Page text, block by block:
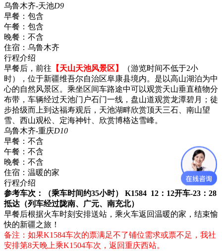
乌鲁木齐-天池D9
早餐： 包含
午餐： 包含
晚餐： 不含
住宿： 乌鲁木齐
行程介绍
早餐后，前往 【天山天池风景区】
（游览时间不低于2小
时），位于新疆维吾尔自治区阜康县境内。是以高山湖泊为中
心的自然风景区。乘坐区间车路途中可以观赏天山垂直植物分
布带，车辆经过天池门户石门一线，盘山道观赏龙潭碧月；徒
步拾级而上到达福寿观后，天池湖畔欣赏顶天三石、南山望
雪、西山观松、定海神针、欣赏博格达雪峰。
乌鲁木齐-重庆D10
早餐： 不含
午餐： 不含
晚餐： 不含
住宿： 温暖的家
行程介绍
参考车次：（乘车时间约35小时） K1584 12：12开车-23：28
抵达（列车经过陇南、广元、南充北）
早餐后根据火车时刻安排送站，乘火车返回温暖的家，结束愉
快的新疆之旅！
备注：如果K1584车次的票满足不了铺位需求或票不足，我社
安排第8天晚上乘K1504车次，返回重庆西站。